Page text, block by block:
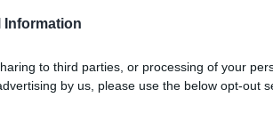
Information
to third parties, or processing of your
by us, please use the below opt-out